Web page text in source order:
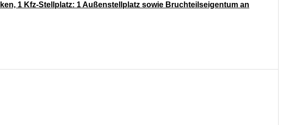
1 Kfz-Stellplatz: 1 Außenstellplatz sowie Bruchteilseigentum an